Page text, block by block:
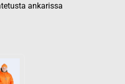
ankarissa